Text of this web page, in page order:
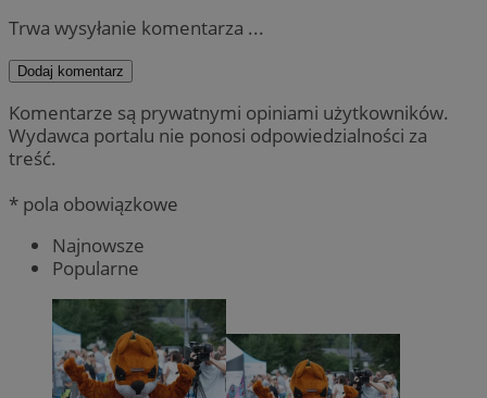
Trwa wysyłanie komentarza ...
Dodaj komentarz
Komentarze są prywatnymi opiniami użytkowników.
Wydawca portalu nie ponosi odpowiedzialności za
treść.
* pola obowiązkowe
Najnowsze
Popularne